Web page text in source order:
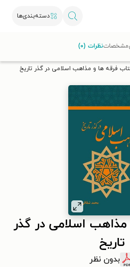
دسته‌بندی‌ها
از طاقچه دریافت کن.
فرقه ها و مذاهب اسلامی در گذر تاریخ
اسلامی در گذر
تاریخ
بدون نظر
مشخصاتنظرات (۰)